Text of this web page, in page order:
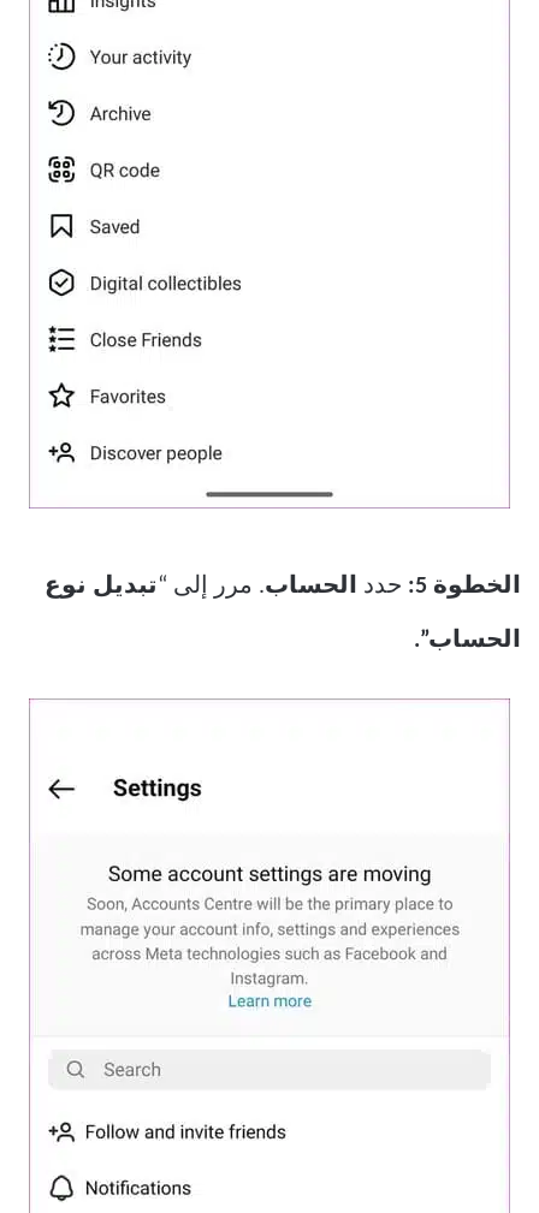
الخطوة 5: حدد الحساب. مرر إلى “ تبديل نوع
الحساب”.